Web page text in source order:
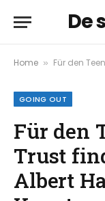
De
Home » Für den Teenage Cancer Trust findet in
GOING OUT
Für den
Trust
Albert